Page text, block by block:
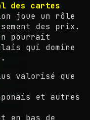
des cartes
joue un rôle
des prix.
pourrait
qui domine
valorisé que
et autres
en bas de